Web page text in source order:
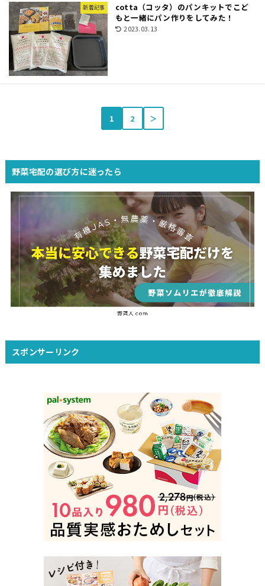
新着記事
cotta（コッタ）のパンキットでこど
もと一緒にパン作りをしてみた！
2023.03.13
1 2 ＞
野菜宅配の選び方に迷ったら
スポンサーリンク